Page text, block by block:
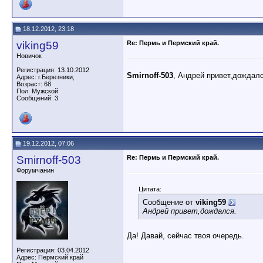
18.12.2012, 23:18
viking59
Новичок
Регистрация: 13.10.2012
Адрес: г.Березники,
Возраст: 68
Пол: Мужской
Сообщений: 3
Re: Пермь и Пермский край.
Smirnoff-503, Андрей
19.12.2012, 07:06
Smirnoff-503
Форумчанин
Регистрация: 03.04.2012
Адрес: Пермский край
Re: Пермь и Пермский край.
Цитата:
Сообщение от viking59
Андрей привет,дождался.
Да! Давай, сейчас твоя очередь.